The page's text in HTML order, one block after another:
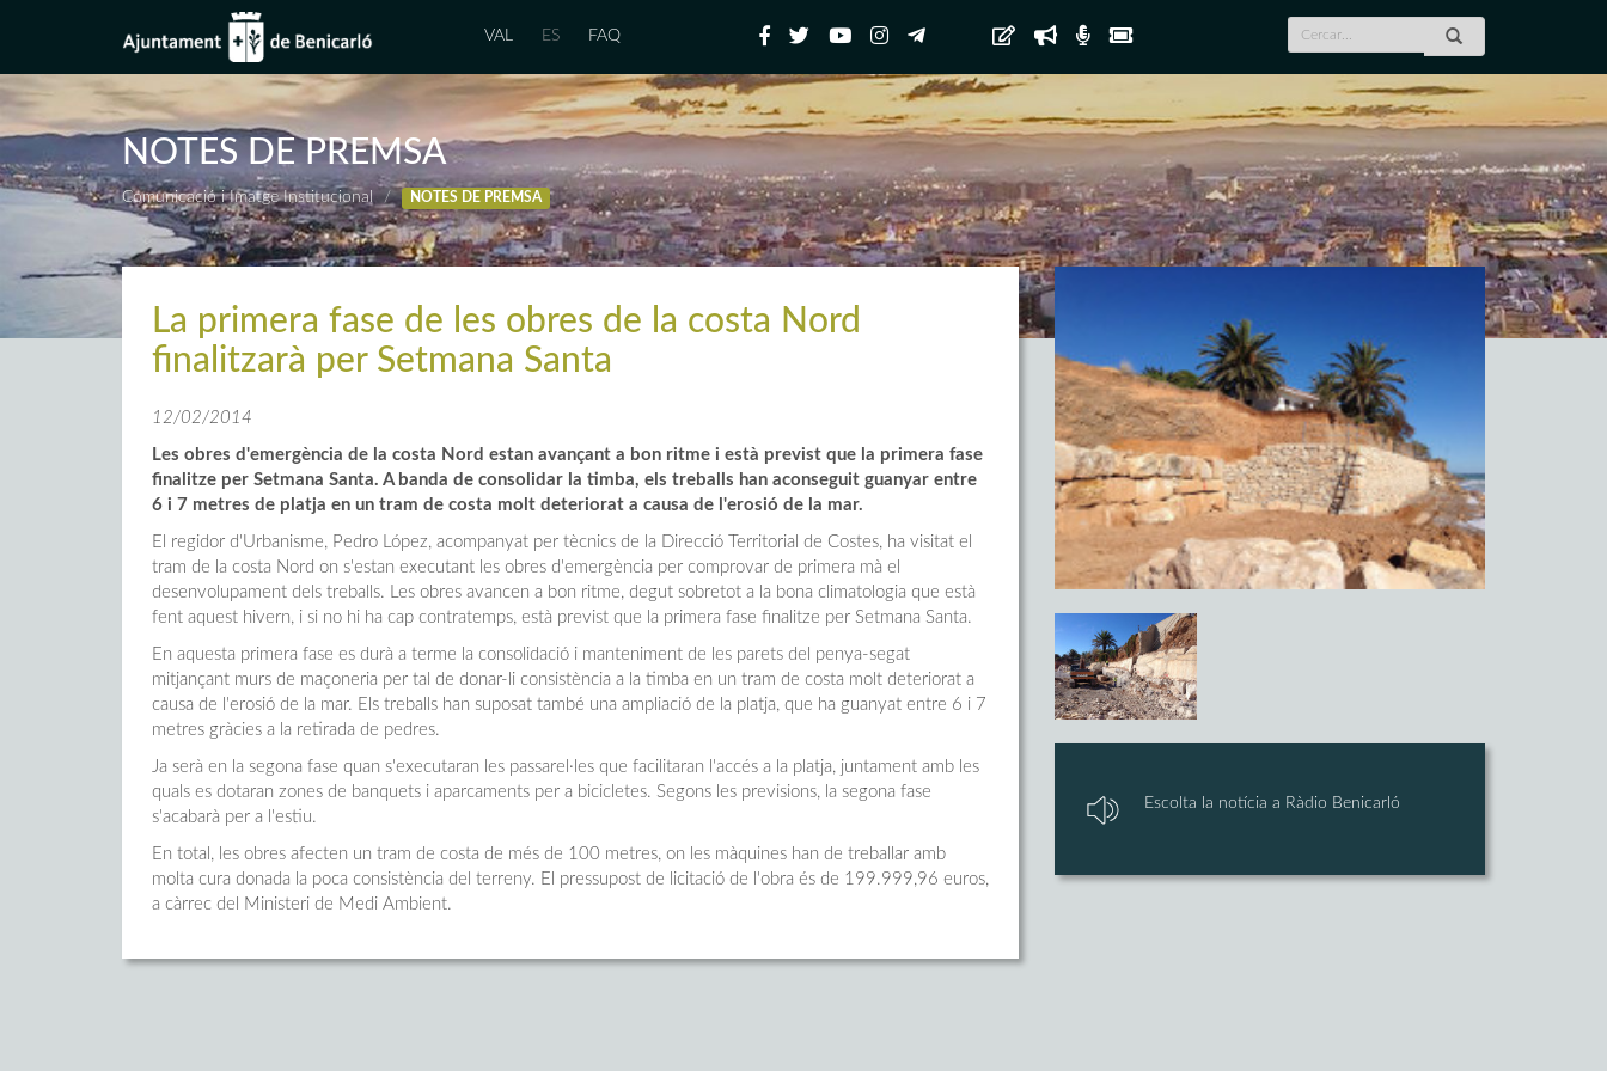
VAL ES FAQ
NOTES DE PREMSA
Comunicació i Imatge Institucional NOTES DE PREMSA
La primera fase de les obres de la costa Nord
finalitzarà per Setmana Santa
12/02/2014
Les obres d'emergència de la costa Nord estan avançant a bon ritme i està previst que la primera fase
finalitze per Setmana Santa. A banda de consolidar la timba, els treballs han aconseguit guanyar entre
6 i 7 metres de platja en un tram de costa molt deteriorat a causa de l'erosió de la mar.
El regidor d'Urbanisme, Pedro López, acompanyat per tècnics de la Direcció Territorial de Costes, ha visitat el
tram de la costa Nord on s'estan executant les obres d'emergència per comprovar de primera mà el
desenvolupament dels treballs. Les obres avancen a bon ritme, degut sobretot a la bona climatologia que està
fent aquest hivern, i si no hi ha cap contratemps, està previst que la primera fase finalitze per Setmana Santa.
En aquesta primera fase es durà a terme la consolidació i manteniment de les parets del penya-segat
mitjançant murs de maçoneria per tal de donar-li consistència a la timba en un tram de costa molt deteriorat a
causa de l'erosió de la mar. Els treballs han suposat també una ampliació de la platja, que ha guanyat entre 6 i 7
metres gràcies a la retirada de pedres.
Ja serà en la segona fase quan s'executaran les passarel·les que facilitaran l'accés a la platja, juntament amb les
quals es dotaran zones de banquets i aparcaments per a bicicletes. Segons les previsions, la segona fase
s'acabarà per a l'estiu.
En total, les obres afecten un tram de costa de més de 100 metres, on les màquines han de treballar amb
molta cura donada la poca consistència del terreny. El pressupost de licitació de l'obra és de 199.999,96 euros,
a càrrec del Ministeri de Medi Ambient.
Escolta la notícia a Ràdio Benicarló